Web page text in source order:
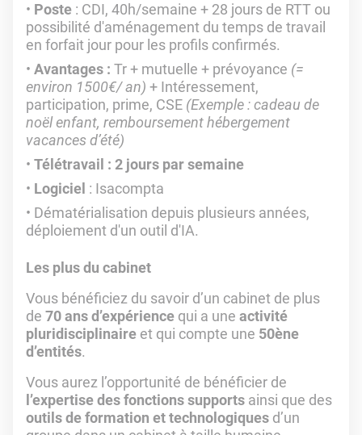
Poste : CDI, 40h/semaine + 28 jours de RTT ou
possibilité d'aménagement du temps de travail
en forfait jour pour les profils confirmés.
Avantages : Tr + mutuelle + prévoyance (=
environ 1500€/ an) + Intéressement,
participation, prime, CSE (Exemple : cadeau de
noël enfant, remboursement hébergement
vacances d’été)
Télétravail : 2 jours par semaine
Logiciel : Isacompta
Dématérialisation depuis plusieurs années,
déploiement d'un outil d'IA.
Les plus du cabinet
Vous bénéficiez du savoir d’un cabinet de plus
de 70 ans d’expérience qui a une activité
pluridisciplinaire et qui compte une 50ène
d’entités.
Vous aurez l’opportunité de bénéficier de
l’expertise des fonctions supports ainsi que des
outils de formation et technologiques d’un